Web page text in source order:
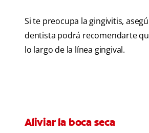
Si te preocupa la gingivitis,
dentista podrá recomendarte
lo largo de la línea gingival.
Aliviar la boca seca